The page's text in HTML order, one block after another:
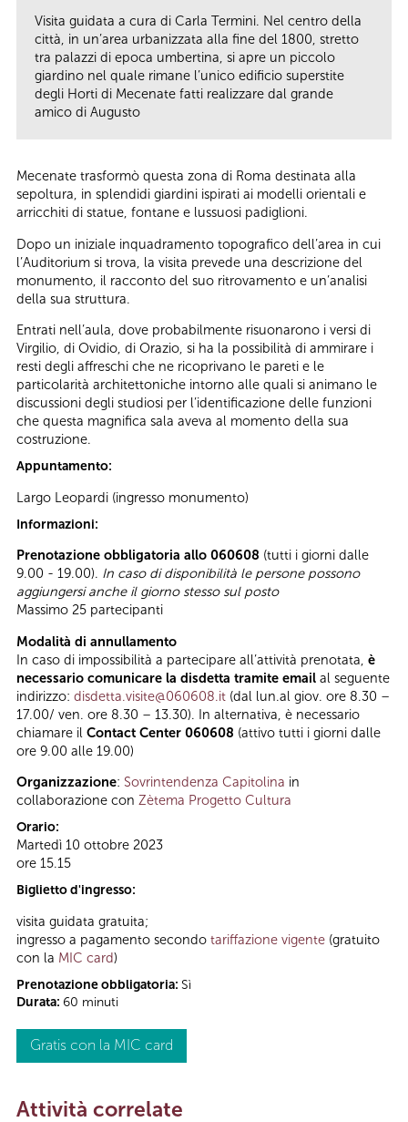
Visita guidata a cura di Carla Termini. Nel centro della
città, in un’area urbanizzata alla fine del 1800, stretto
tra palazzi di epoca umbertina, si apre un piccolo
giardino nel quale rimane l’unico edificio superstite
degli Horti di Mecenate fatti realizzare dal grande
amico di Augusto
Mecenate trasformò questa zona di Roma destinata alla
sepoltura, in splendidi giardini ispirati ai modelli orientali e
arricchiti di statue, fontane e lussuosi padiglioni.
Dopo un iniziale inquadramento topografico dell’area in cui
l’Auditorium si trova, la visita prevede una descrizione del
monumento, il racconto del suo ritrovamento e un’analisi
della sua struttura.
Entrati nell’aula, dove probabilmente risuonarono i versi di
Virgilio, di Ovidio, di Orazio, si ha la possibilità di ammirare i
resti degli affreschi che ne ricoprivano le pareti e le
particolarità architettoniche intorno alle quali si animano le
discussioni degli studiosi per l’identificazione delle funzioni
che questa magnifica sala aveva al momento della sua
costruzione.
Appuntamento:
Largo Leopardi (ingresso monumento)
Informazioni:
Prenotazione obbligatoria allo 060608 (tutti i giorni dalle
9.00 - 19.00). In caso di disponibilità le persone possono
aggiungersi anche il giorno stesso sul posto
Massimo 25 partecipanti
Modalità di annullamento
In caso di impossibilità a partecipare all’attività prenotata, è
necessario comunicare la disdetta tramite email al seguente
indirizzo: disdetta.visite@060608.it (dal lun.al giov. ore 8.30 –
17.00/ ven. ore 8.30 – 13.30). In alternativa, è necessario
chiamare il Contact Center 060608 (attivo tutti i giorni dalle
ore 9.00 alle 19.00)
Organizzazione: Sovrintendenza Capitolina in
collaborazione con Zètema Progetto Cultura
Orario:
Martedì 10 ottobre 2023
ore 15.15
Biglietto d'ingresso:
visita guidata gratuita;
ingresso a pagamento secondo tariffazione vigente (gratuito
con la MIC card)
Prenotazione obbligatoria: Sì
Durata: 60 minuti
Gratis con la MIC card
Attività correlate